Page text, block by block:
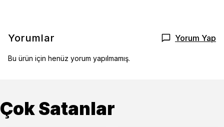
Yorumlar Yorum Yap
Bu ürün için henüz yorum yapılmamış.
Çok Satanlar